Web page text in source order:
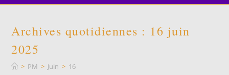
Archives quotidiennes : 16 juin
2025
> PM > Juin > 16